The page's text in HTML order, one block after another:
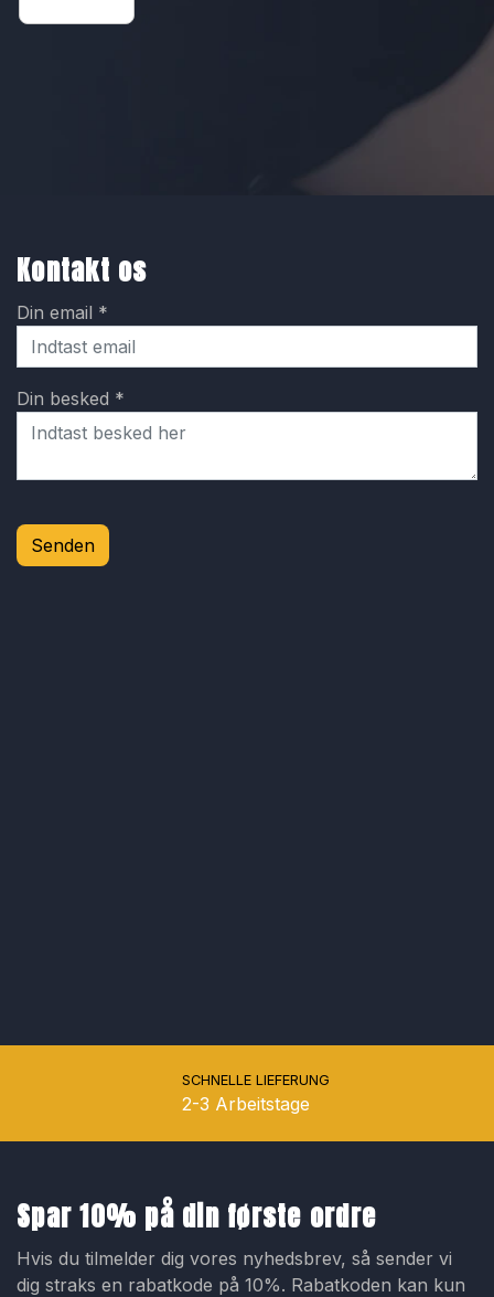
Kontakt os
Din email *
Din besked *
Senden
SCHNELLE LIEFERUNG
2-3 Arbeitstage
Spar 10% på din første ordre
Hvis du tilmelder dig vores nyhedsbrev, så sender vi
dig straks en rabatkode på 10%. Rabatkoden kan kun